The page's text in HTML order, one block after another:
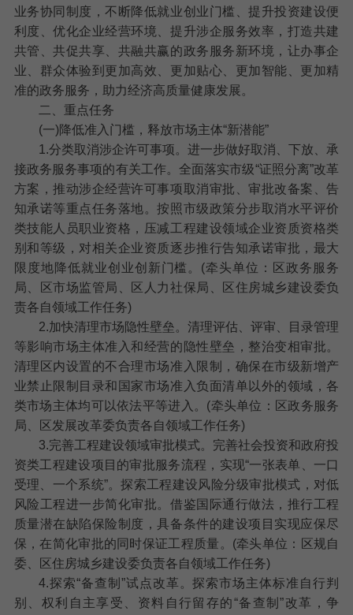
业务协同制度，不断降低就业创业门槛、提升投资建设便
利度、优化企业经营环境、提升涉企服务效率，打造共建
共管、共促共享、共融共赢的政务服务新环境，让办事企
业、群众体验到更加高效、更加贴心、更加智能、更加精
准的政务服务，助力经济高质量健康发展。
二、重点任务
(一)降低准入门槛，释放市场主体“新潜能”
1.分类取消涉企许可事项。进一步做好取消、下放、承
接政务服务事项的有关工作。全面落实市级“证照分离”改革
方案，推动涉企经营许可事项取消审批、审批改备案、告
知承诺等重点任务落地。按照市级政策分步取消水平评价
类技能人员职业资格，压减工程建设领域企业资质资格类
别和等级，对相关企业资质逐步推行告知承诺审批，最大
限度地降低就业创业创新门槛。(牵头单位：区政务服务
局、区市场监管局、区人力社保局、区住房城乡建设委负
责各自领域工作任务)
2.加快清理市场隐性壁垒。清理评估、评审、目录管理
等影响市场主体准入和经营的隐性壁垒，整治变相审批。
清理区内设置的不合理市场准入限制，确保在市级新增产
业禁止限制目录和国家市场准入负面清单以外的领域，各
类市场主体均可以依法平等进入。(牵头单位：区政务服务
局、区发展改革委负责各自领域工作任务)
3.完善工程建设领域审批模式。 完善社会投资和政府投
资类工程建设项目的审批服务流程，实现“一张表单、一口
受理、一个系统”。探索工程建设风险分级审批模式，对低
风险工程进一步简化审批。借鉴国际通行做法，推行工程
质量潜在缺陷保险制度，具备条件的建设项目实现应保尽
保，在简化审批的同时保证工程质量。(牵头单位：区规自
委、区住房城乡建设委负责各自领域工作任务)
4.探索“备查制”试点改革。探索市场主体标准自行判
别、权利自主享受、资料自行留存的“备查制”改革，争